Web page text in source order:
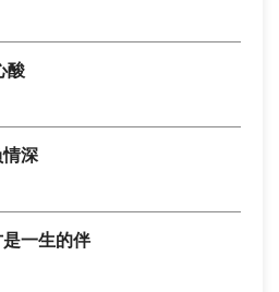
酸
深
一生的伴